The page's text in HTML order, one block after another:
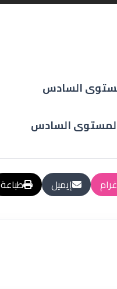
السادس
السادس
إيميل طباعة